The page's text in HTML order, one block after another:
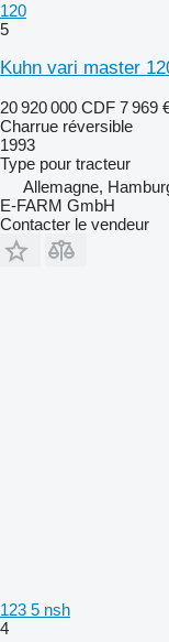
120
5
Kuhn vari master
20 920 000 CDF 7 969
Charrue réversible
1993
Type pour tracteur
Allemagne,
E-FARM GmbH
Contacter le vendeur
123 5 nsh
4